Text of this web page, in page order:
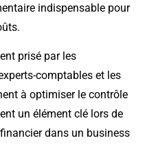
indispensable pour
prisé par les
comptables et les
à optimiser le contrôle
un élément clé lors de
dans un business